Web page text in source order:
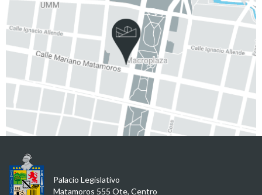
Palacio Legislativo
Matamoros 555 Ote, Centro